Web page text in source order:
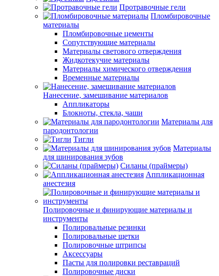
Протравочные гели
Пломбировочные
материалы
Пломбировочные цементы
Сопутствующие материалы
Материалы светового отверждения
Жидкотекучие материалы
Материалы химического отверждения
Временные материалы
Нанесение, замешивание материалов
Аппликаторы
Блокноты, стекла, чаши
Материалы для
пародонтологии
Тигли
Материалы
для шинирования зубов
Силаны (праймеры)
Аппликационная
анестезия
Полировочные и финирующие материалы и
инструменты
Полировальные резинки
Полировальные щетки
Полировочные штрипсы
Аксессуары
Пасты для полировки реставраций
Полировочные диски